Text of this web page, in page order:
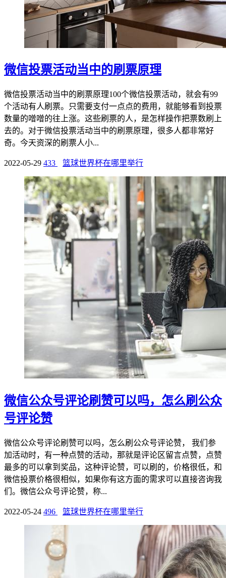
微信投票活动当中的刷票原理
微信投票活动当中的刷票原理100个微信投票活动，就会有99
个活动有人刷票。只需要支付一点点的费用，就能够看到投票
数量的噌噌的往上涨。这些刷票的人，是怎样操作把票数刷上
去的。对于微信投票活动当中的刷票原理，很多人都非常好
奇。今天资深的刷票人小...
2022-05-29 433 篮球世界杯在哪里举行
微信公众号评论刷赞可以吗，怎么刷公众
号评论赞
微信公众号评论刷赞可以吗，怎么刷公众号评论赞， 我们参
加活动时，有一种点赞的活动，那就是评论区留言点赞，点赞
最多的可以拿到奖品，这种评论赞，可以刷的，价格很低，和
微信投票价格很相似，如果你有这方面的需求可以直接咨询我
们。微信公众号评论赞，称...
2022-05-24 496 篮球世界杯在哪里举行